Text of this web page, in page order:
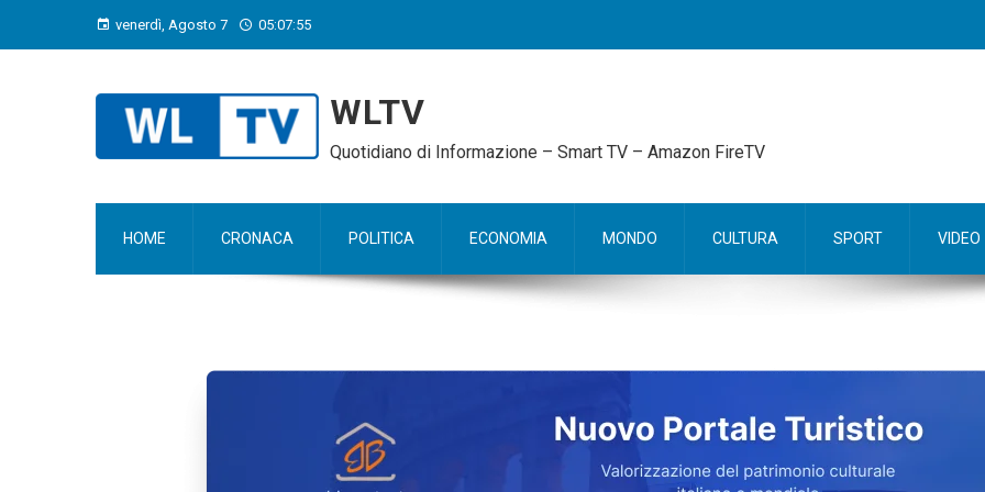
venerdì, Agosto 7 05:07:56
WLTV
Quotidiano di Informazione – Smart TV – Amazon FireTV
HOME CRONACA POLITICA ECONOMIA MONDO CULTURA SPORT VIDEO